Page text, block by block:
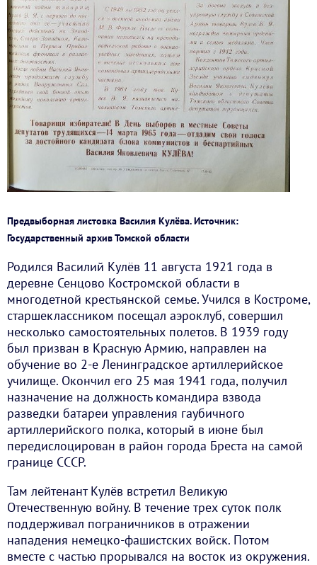
Предвыборная листовка Василия Кулёва. Источник:
Государственный архив Томской области
Родился Василий Кулёв 11 августа 1921 года в
деревне Сенцово Костромской области в
многодетной крестьянской семье. Учился в Костроме,
старшеклассником посещал аэроклуб, совершил
несколько самостоятельных полетов. В 1939 году
был призван в Красную Армию, направлен на
обучение во 2-е Ленинградское артиллерийское
училище. Окончил его 25 мая 1941 года, получил
назначение на должность командира взвода
разведки батареи управления гаубичного
артиллерийского полка, который в июне был
передислоцирован в район города Бреста на самой
границе СССР.
Там лейтенант Кулёв встретил Великую
Отечественную войну. В течение трех суток полк
поддерживал пограничников в отражении
нападения немецко-фашистских войск. Потом
вместе с частью прорывался на восток из окружения.